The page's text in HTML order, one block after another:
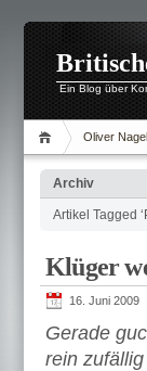
Ein Blog über
Oliver Nagel
Archiv
Artikel Tagged
Klüger
16. Juni 2009
Gerade
rein